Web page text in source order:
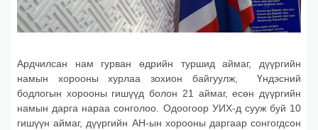
Ардчилсан нам гурван өдрийн туршид аймаг, дүүргийн
намын хорооны хурлаа зохион байгуулж, Үндэсний
бодлогын хорооны гишүүд болон 21 аймаг, есөн дүүргийн
намын дарга нараа сонголоо. Одоогоор УИХ-д сууж буй 10
гишүүн аймаг, дүүргийн АН-ын хорооны даргаар сонгогдсон